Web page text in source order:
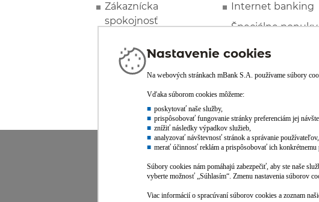
Zákaznícka
spokojnosť
Internet banking
Špeciálne ponuky